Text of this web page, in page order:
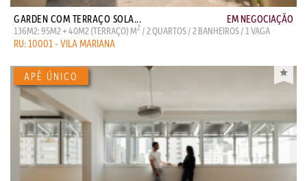
GARDEN COM TERRAÇO SOLA... EM NEGOCIAÇÃO
136M2: 95M2 + 40M2 (TERRAÇO) M2 / 2 QUARTOS / 2 BANHEIROS / 1 VAGA
RU: 10001 - VILA MARIANA